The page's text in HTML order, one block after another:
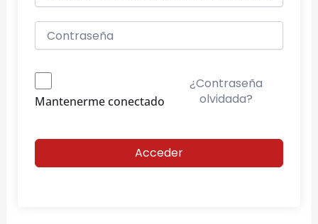
Mantenerme conectado
¿Contraseña
olvidada?
Acceder